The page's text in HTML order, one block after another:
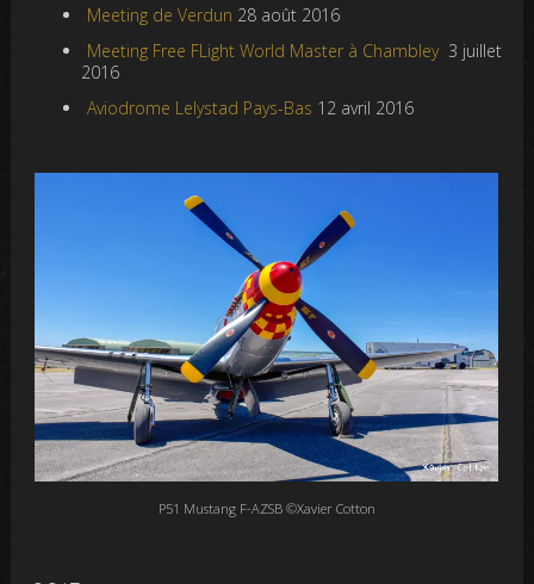
Meeting de Verdun 28 août 2016
Meeting Free FLight World Master à Chambley 3 juillet
2016
Aviodrome Lelystad Pays-Bas 12 avril 2016
P51 Mustang F-AZSB ©Xavier Cotton